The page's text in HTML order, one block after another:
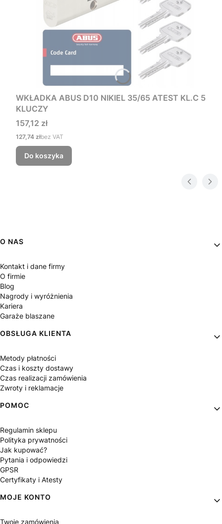
WKŁADKA ABUS D10 NIKIEL 35/65 ATEST KL.C 5
KLUCZY
Cena
157,12 zł
Cena
127,74 złbez VAT
Do koszyka
Linki w stopce
O NAS
Kontakt i dane firmy
O firmie
Blog
Nagrody i wyróżnienia
Kariera
Garaże blaszane
OBSŁUGA KLIENTA
Metody płatności
Czas i koszty dostawy
Czas realizacji zamówienia
Zwroty i reklamacje
POMOC
Regulamin sklepu
Polityka prywatności
Jak kupować?
Pytania i odpowiedzi
GPSR
Certyfikaty i Atesty
MOJE KONTO
Twoje zamówienia